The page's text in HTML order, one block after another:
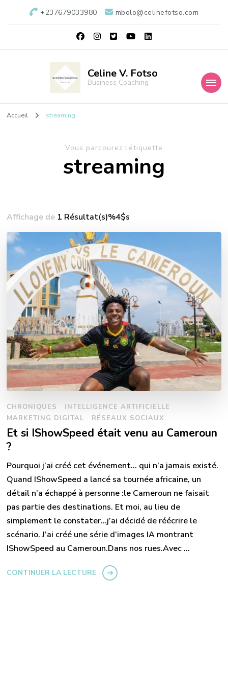
+237679033980 mbolo@celinefotso.com
Celine V. Fotso
Business Coaching
Accueil streaming
Vous parcourez l’étiquette
streaming
Affichage de 1 Résultat(s)%4$s
CHRONIQUES
INTELLIGENCE ARTIFICIELLE
MARKETING DIGITAL
RÉSEAUX SOCIAUX
Et si IShowSpeed était venu au Cameroun
?
Pourquoi j’ai créé cet événement… qui n’a jamais existé.
Quand IShowSpeed a lancé sa tournée africaine, un
détail n’a échappé à personne :le Cameroun ne faisait
pas partie des destinations. Et moi, au lieu de
simplement le constater…j’ai décidé de réécrire le
scénario. J’ai créé une série d’images IA montrant
IShowSpeed au Cameroun.Dans nos rues.Avec …
CONTINUER LA LECTURE